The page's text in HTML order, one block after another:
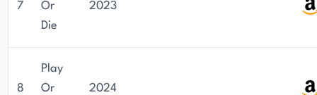
7
Or
Die
2023
8
Play
Or
2024